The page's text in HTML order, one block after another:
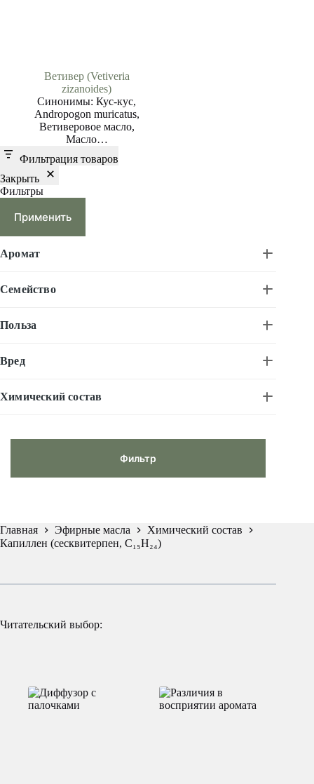
Ветивер (Vetiveria
zizanoides)
Синонимы: Кус-кус,
Andropogon muricatus,
Ветиверовое масло,
Масло…
Фильтрация товаров
Закрыть
Фильтры
Применить
Аромат
Семейство
Польза
Вред
Химический состав
Фильтр
Главная Эфирные масла
Химический состав
Капиллен (сесквитерпен, C₁₅H₂₄)
Читательский выбор: